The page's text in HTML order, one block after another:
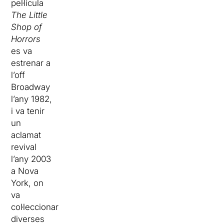
pel·lícula
TheLittle
Shop of
Horrors
es va
estrenar a
l’off
Broadway
l’any 1982,
i va tenir
un
aclamat
revival
l’any 2003
a Nova
York, on
va
col·leccionar
diverses